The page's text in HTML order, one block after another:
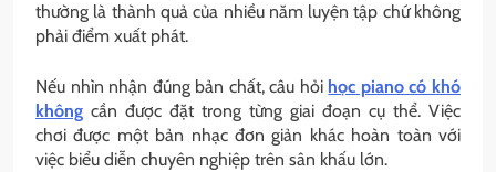
thường là thành quả của nhiều năm luyện tập chứ không
phải điểm xuất phát.
Nếu nhìn nhận đúng bản chất, câu hỏi học piano có khó
không cần được đặt trong từng giai đoạn cụ thể. Việc
chơi được một bản nhạc đơn giản khác hoàn toàn với
việc biểu diễn chuyên nghiệp trên sân khấu lớn.